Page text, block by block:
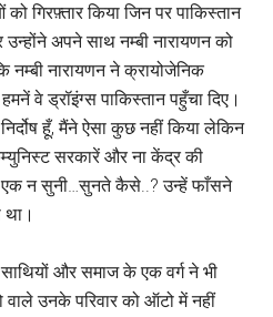
गिरफ़्तार किया जिन पर पाकिस्तान
अपने साथ नम्बी नारायणन को
नारायणन ने क्रायोजेनिक
वे ड्रॉइंग्स पाकिस्तान पहुँचा दिए।
हूँ, मैंने ऐसा कुछ नहीं किया लेकिन
सरकारें और ना केंद्र की
एक न सुनी…सुनते कैसे..? उन्हें फाँसने
था।
और समाज के एक वर्ग ने भी
उनके परिवार को ऑटो में नहीं